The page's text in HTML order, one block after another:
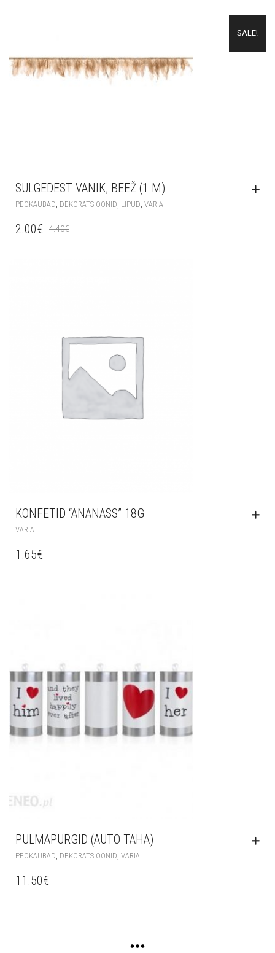
SALE!
SULGEDEST VANIK, BEEŽ (1 M)
PEOKAUBAD DEKORATSIOONID LIPUD VARIA
4.40€
2.00€
KONFETID “ANANASS” 18G
VARIA
1.65€
PULMAPURGID (AUTO TAHA)
PEOKAUBAD DEKORATSIOONID VARIA
11.50€